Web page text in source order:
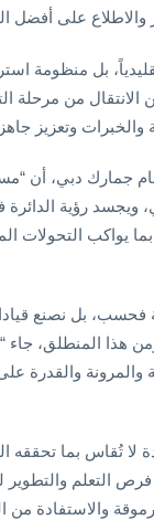
والاطلاع على أفضل
تدريبياً تقليدياً، بل
من مرحلة
والخبرات وتعزيز
رؤية الدائرة
يواكب التحولات
فحسب، بل نصنع
والقدرة
تُقاس بما تحققه
التعلم والتطوير
والاستفادة من